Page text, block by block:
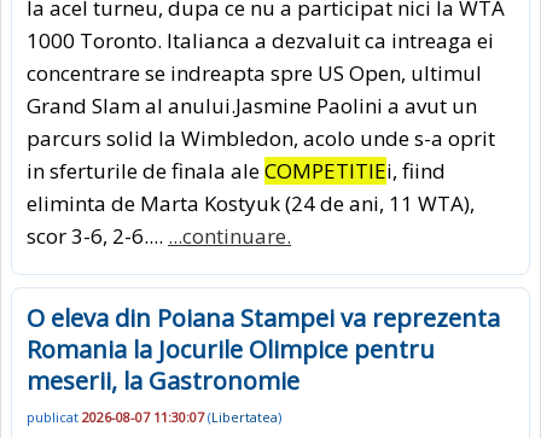
la acel turneu, dupa ce nu a participat nici la WTA
1000 Toronto. Italianca a dezvaluit ca intreaga ei
concentrare se indreapta spre US Open, ultimul
Grand Slam al anului.Jasmine Paolini a avut un
parcurs solid la Wimbledon, acolo unde s-a oprit
in sferturile de finala aleCOMPETITIEi, fiind
eliminta de Marta Kostyuk (24 de ani, 11 WTA),
scor 3-6, 2-6.... ...continuare.
O eleva din Poiana Stampei va reprezenta
Romania la Jocurile Olimpice pentru
meserii, la Gastronomie
publicat 2026-08-07 11:30:07(Libertatea)